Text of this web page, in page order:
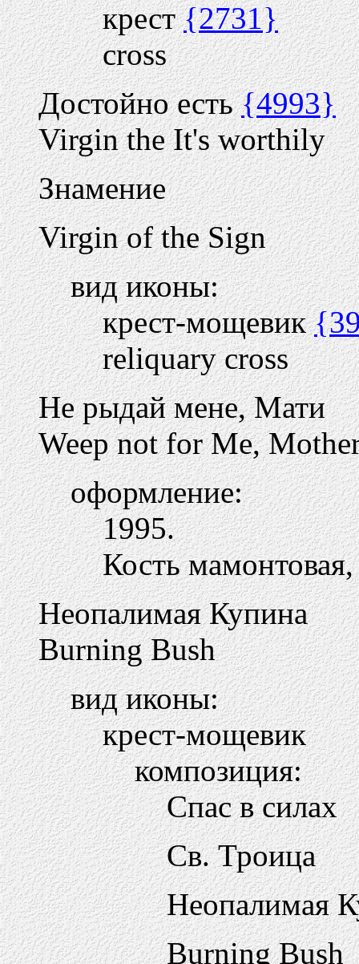
крест{2731}
cross
Достойно есть{4993}
Virgin the It's worthily
Знамение
Virgin of the Sign
вид иконы:
крест-мощевик
reliquary cross
Не рыдай мене, Мати
Weep not for Me,
оформление:
1995.
Кость
Неопалимая Купина
Burning Bush
вид иконы:
крест-мощевик
композиция:
Спас в силах
Св. Троица
Неопалимая
Burning Bush